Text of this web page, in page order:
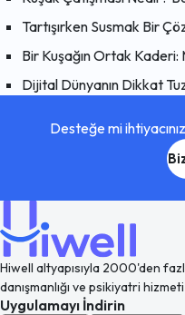
Bir Kuşağın Ortak Kaderi:
Desteğe mi
Hiwell altyapısıyla 2000'den
danışmanlığı ve psikiyatri
Uygulamayı İndirin